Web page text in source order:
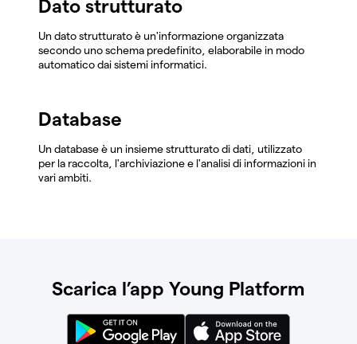
Dato strutturato
Un dato strutturato è un'informazione organizzata
secondo uno schema predefinito, elaborabile in modo
automatico dai sistemi informatici.
Database
Un database è un insieme strutturato di dati, utilizzato
per la raccolta, l'archiviazione e l'analisi di informazioni in
vari ambiti.
Scarica l’app Young Platform